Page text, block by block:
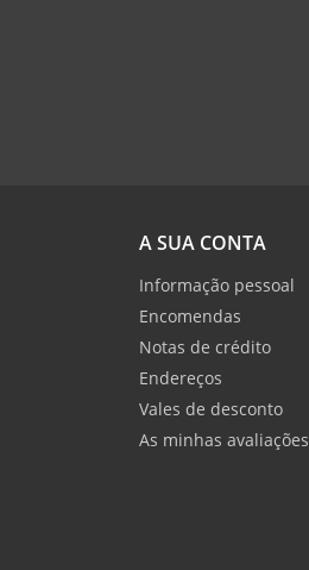
A SUA CONTA
Informação pessoal
Encomendas
Notas de crédito
Endereços
Vales de desconto
As minhas avaliações